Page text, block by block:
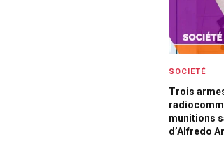
SOCIETÉ
Trois
munitions
d’Alfredo